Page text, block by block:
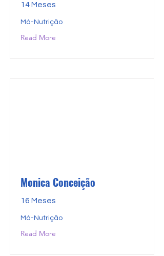
14 Meses
Má-Nutrição
Read More
Monica Conceição
16 Meses
Má-Nutrição
Read More